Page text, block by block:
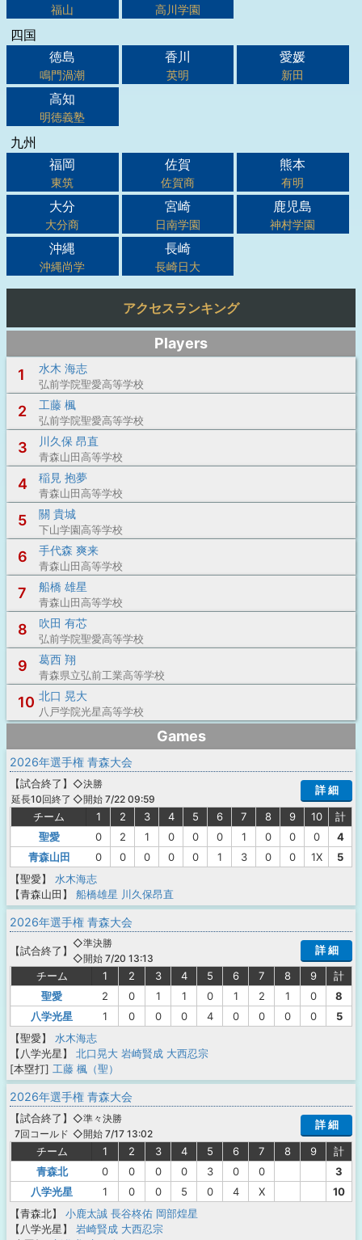
福山 高川学園
四国
徳島
鳴門渦潮
香川
英明
愛媛
新田
高知
明徳義塾
九州
福岡
東筑
佐賀
佐賀商
熊本
有明
大分
大分商
宮崎
日南学園
鹿児島
神村学園
沖縄
沖縄尚学
長崎
長崎日大
アクセスランキング
Players
1
水木 海志
弘前学院聖愛高等学校
2 工藤 楓
弘前学院聖愛高等学校
3 川久保 昂直
青森山田高等学校
4 稲見 抱夢
青森山田高等学校
5 關 貴城
下山学園高等学校
6 手代森 爽来
青森山田高等学校
7 船橋 雄星
青森山田高等学校
8 吹田 有芯
弘前学院聖愛高等学校
9 葛西 翔
青森県立弘前工業高等学校
10 北口 晃大
八戸学院光星高等学校
Games
2026年選手権 青森大会
【試合終了 】
延長10回終了
◇決勝
◇開始 7/22 09:59
詳 細
チーム 1 2 3 4 5 6 7 8 9 10
計
聖愛
0 2 1 0 0 0 1 0 0 0
4
青森山田
0 0 0 0 0 1 3 0 0 1X
5
【聖愛】
水木海志
【青森山田】
船橋雄星 川久保昂直
2026年選手権 青森大会
【試合終了 】
◇準決勝
◇開始 7/20 13:13
詳 細
チーム 1 2 3 4 5 6 7 8 9
計
聖愛
2 0 1 1 0 1 2 1 0
8
八学光星
1 0 0 0 4 0 0 0 0
5
【聖愛】
水木海志
【八学光星】
北口晃大 岩崎賢成 大西忍宗
[本塁打] 工藤 楓（聖）
2026年選手権 青森大会
【試合終了 】
7回コールド
◇準々決勝
◇開始 7/17 13:02
詳 細
チーム 1 2 3 4 5 6 7 8 9
計
青森北
0 0 0 0 3 0 0
3
八学光星
1 0 0 5 0 4 X
10
【青森北】
小鹿太誠 長谷柊佑 岡部煌星
【八学光星】
岩崎賢成 大西忍宗